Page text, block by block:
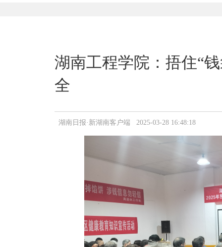
湖南工程学院：捂住“
全
湖南日报·新湖南客户端 2025-03-28 16:48:18